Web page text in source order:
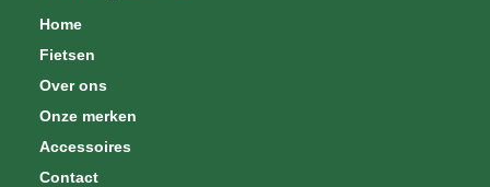
Home
Fietsen
Over ons
Onze merken
Accessoires
Contact